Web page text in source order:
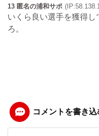
13 匿名の浦和サポ
いくら良い選手を獲得
ろ。
コメントを書き込